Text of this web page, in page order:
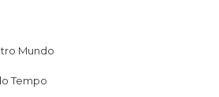
Mundo
Tempo